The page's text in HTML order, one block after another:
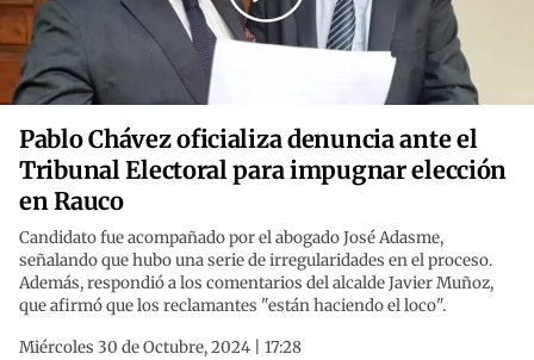
Pablo Chávez oficializa denuncia ante el
Tribunal Electoral para impugnar elección
en Rauco
Candidato fue acompañado por el abogado José Adasme,
señalando que hubo una serie de irregularidades en el proceso.
Además, respondió a los comentarios del alcalde Javier Muñoz,
que afirmó que los reclamantes "están haciendo el loco".
Miércoles 30 de Octubre, 2024 | 17:28